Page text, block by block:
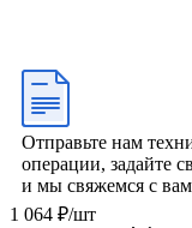
Отправьте нам
операции, задайте
и мы свяжемся с
1 064 ₽/шт